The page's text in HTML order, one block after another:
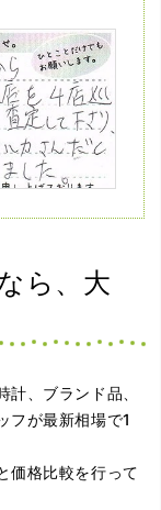
り易く、安心
ら、大
、ブランド品、
フが最新相場で1
価格比較を行って